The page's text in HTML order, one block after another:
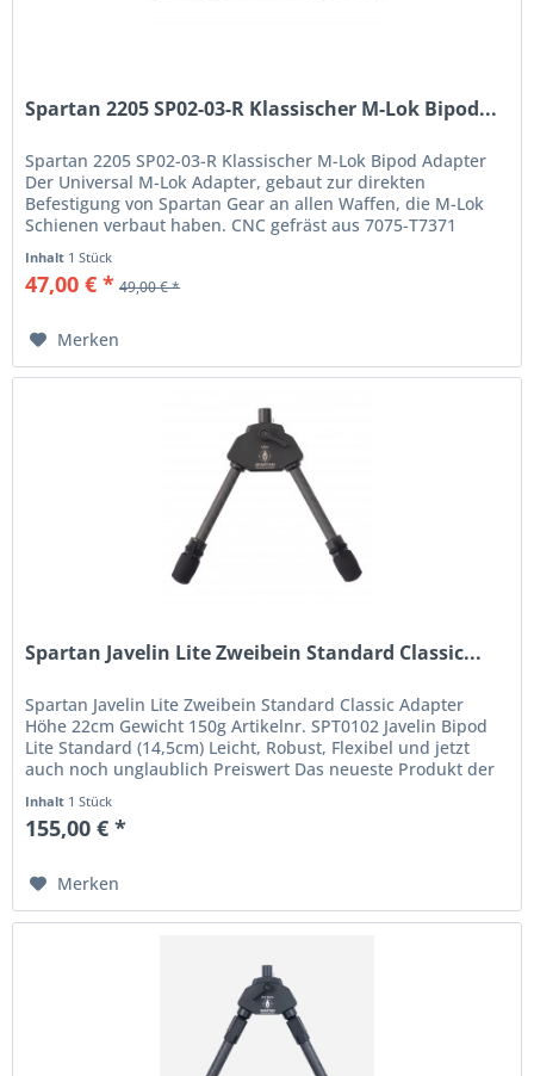
Spartan 2205 SP02-03-R Klassischer M-Lok Bipod...
Spartan 2205 SP02-03-R Klassischer M-Lok Bipod Adapter
Der Universal M-Lok Adapter, gebaut zur direkten
Befestigung von Spartan Gear an allen Waffen, die M-Lok
Schienen verbaut haben. CNC gefräst aus 7075-T7371
Inhalt 1 Stück
47,00 € * 49,00 € *
Merken
Spartan Javelin Lite Zweibein Standard Classic...
Spartan Javelin Lite Zweibein Standard Classic Adapter
Höhe 22cm Gewicht 150g Artikelnr. SPT0102 Javelin Bipod
Lite Standard (14,5cm) Leicht, Robust, Flexibel und jetzt
auch noch unglaublich Preiswert Das neueste Produkt der
Inhalt 1 Stück
155,00 € *
Merken